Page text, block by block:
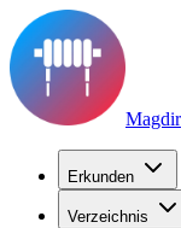
Magdir
Erkunden
Verzeichnis